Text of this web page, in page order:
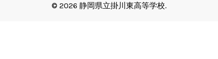
© 2026 静岡県立掛川東高等学校.